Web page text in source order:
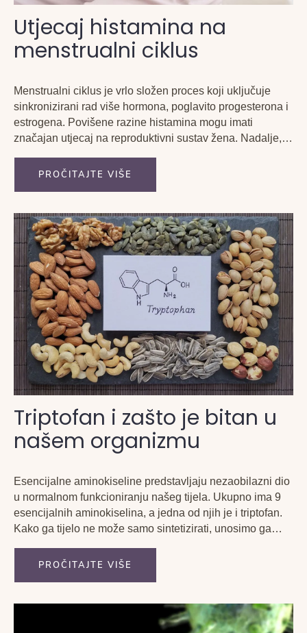
Utjecaj histamina na
menstrualni ciklus
Menstrualni ciklus je vrlo složen proces koji uključuje
sinkronizirani rad više hormona, poglavito progesterona i
estrogena. Povišene razine histamina mogu imati
značajan utjecaj na reproduktivni sustav žena. Nadalje,
histamin čak 80% čine žene.
PROČITAJTE VIŠE
Triptofan i zašto je bitan u
našem organizmu
Esencijalne aminokiseline predstavljaju nezaobilazni dio
u normalnom funkcioniranju našeg tijela. Ukupno ima 9
esencijalnih aminokiselina, a jedna od njih je i triptofan.
Kako ga tijelo ne može samo sintetizirati, unosimo ga
Triptofan je tzv. prekursor za serotonin za koji ste već
PROČITAJTE VIŠE